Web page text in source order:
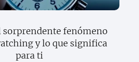
sorprendente fenómeno
y lo que significa
para ti